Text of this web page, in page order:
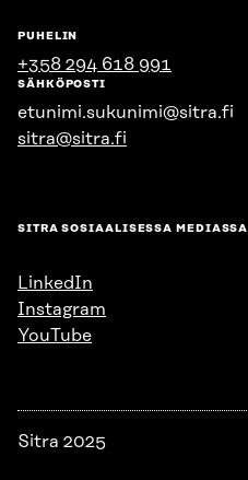
PUHELIN
+358 294 618 991
SÄHKÖPOSTI
etunimi.sukunimi@sitra.fi
sitra@sitra.fi
SITRA SOSIAALISESSA MEDIASSA
LinkedIn
Instagram
YouTube
Sitra 2025